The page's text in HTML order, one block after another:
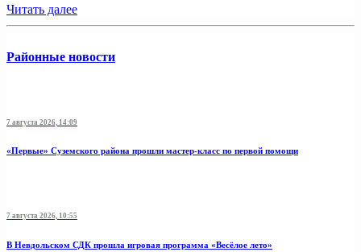
Читать далее
Районные новости
7 августа 2026, 14:09
«Первые» Суземского района прошли мастер-класс по первой помощи
7 августа 2026, 10:55
В Невдольском СДК прошла игровая программа «Весёлое лето»